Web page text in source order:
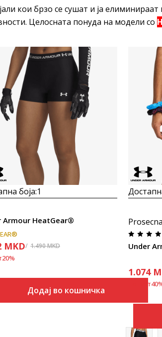
кои брзо се сушат и ја
Целосната понуда на модели со
Uporedi
боја:1
Armour HeatGear®
MKD 1.490MKD
20%
Додај во кошничка
Under
1.074
Попуст40